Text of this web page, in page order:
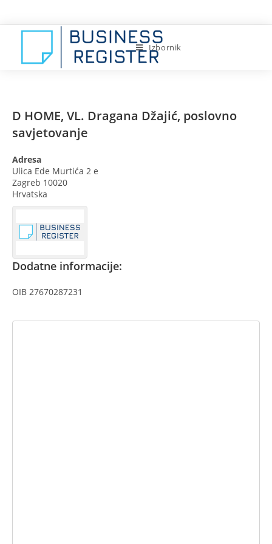
na
Izbornik
D HOME, VL. Dragana Džajić, poslovno
savjetovanje
Adresa
Ulica Ede Murtića 2 e
Zagreb 10020
Hrvatska
Dodatne informacije:
OIB 27670287231